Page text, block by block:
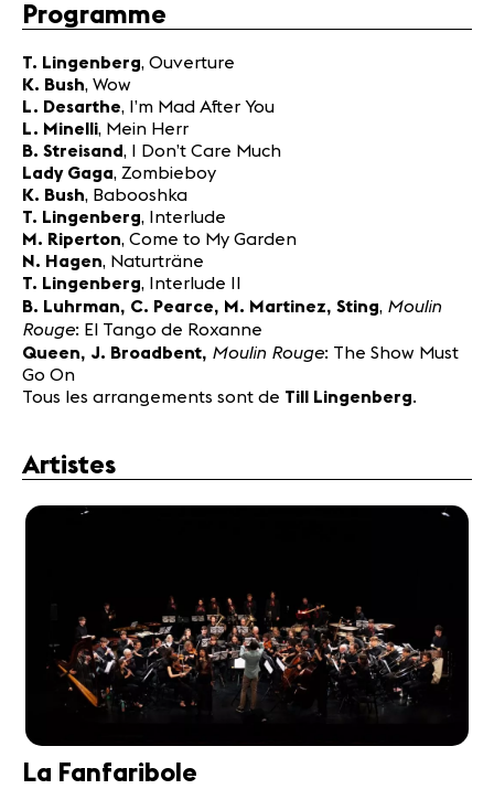
Programme
T. Lingenberg, Ouverture
K. Bush, Wow
L. Desarthe, I’m Mad After You
L. Minelli, Mein Herr
B. Streisand, I Don’t Care Much
Lady Gaga, Zombieboy
K. Bush, Babooshka
T. Lingenberg, Interlude
M. Riperton, Come to My Garden
N. Hagen, Naturträne
T. Lingenberg, Interlude II
B. Luhrman, C. Pearce, M. Martinez, Sting, Moulin
Rouge: El Tango de Roxanne
Queen, J. Broadbent, Moulin Rouge: The Show Must
Go On
Tous les arrangements sont de Till Lingenberg.
Artistes
La Fanfaribole